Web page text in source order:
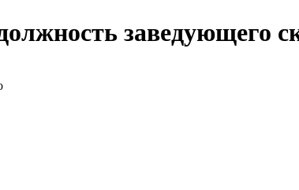
заведующего